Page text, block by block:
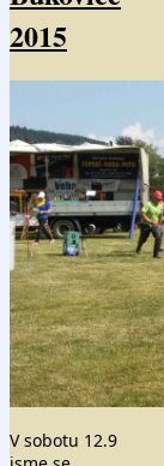
2015
V sobotu 12.9